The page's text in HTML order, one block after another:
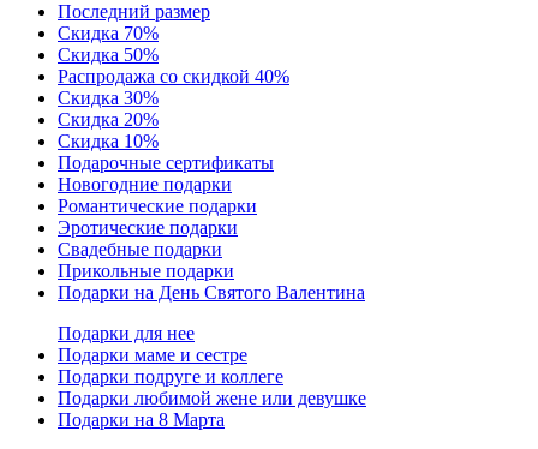
Последний размер
Скидка 70%
Скидка 50%
Распродажа со скидкой 40%
Скидка 30%
Скидка 20%
Скидка 10%
Подарочные сертификаты
Новогодние подарки
Романтические подарки
Эротические подарки
Свадебные подарки
Прикольные подарки
Подарки на День Святого Валентина
Подарки для нее
Подарки маме и сестре
Подарки подруге и коллеге
Подарки любимой жене или девушке
Подарки на 8 Марта